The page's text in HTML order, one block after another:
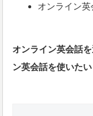
オンライン
オンライン英会話
ン英会話を使いた